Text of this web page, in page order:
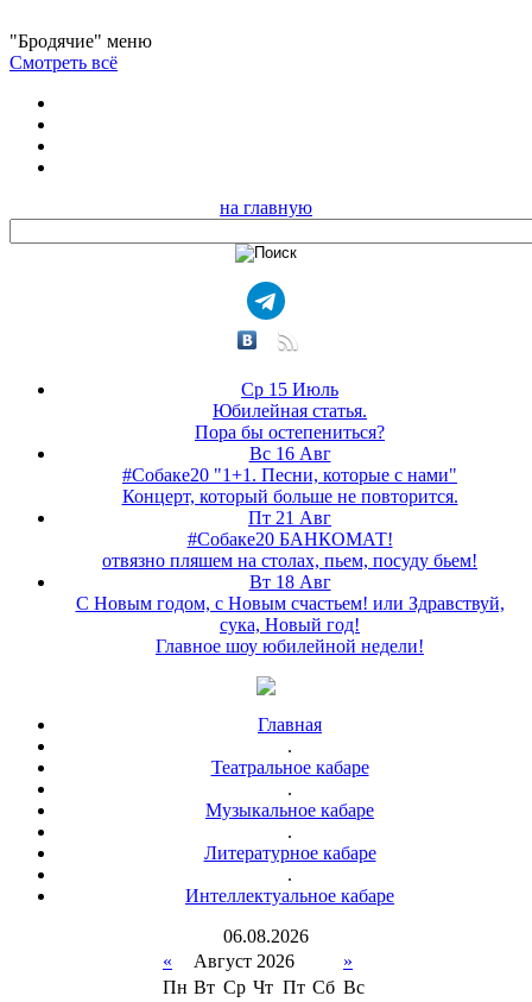
"Бродячие" меню
Смотреть всё
на главную
Ср 15 Июль
Юбилейная статья.
Пора бы остепениться?
Вс 16 Авг
#Собаке20 "1+1. Песни, которые с нами"
Концерт, который больше не повторится.
Пт 21 Авг
#Собаке20 БАНКОМАТ!
отвязно пляшем на столах, пьем, посуду бьем!
Вт 18 Авг
С Новым годом, с Новым счастьем! или Здравствуй,
сука, Новый год!
Главное шоу юбилейной недели!
Главная
.
Театральное кабаре
.
Музыкальное кабаре
.
Литературное кабаре
.
Интеллектуальное кабаре
06.08.2026
«
Август 2026
»
Пн Вт Ср Чт Пт Сб Вс